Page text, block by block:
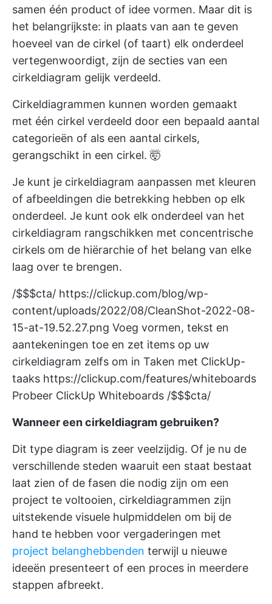
samen één product of idee vormen. Maar dit is
het belangrijkste: in plaats van aan te geven
hoeveel van de cirkel (of taart) elk onderdeel
vertegenwoordigt, zijn de secties van een
cirkeldiagram gelijk verdeeld.
Cirkeldiagrammen kunnen worden gemaakt
met één cirkel verdeeld door een bepaald aantal
categorieën of als een aantal cirkels,
gerangschikt in een cirkel. 🤯
Je kunt je cirkeldiagram aanpassen met kleuren
of afbeeldingen die betrekking hebben op elk
onderdeel. Je kunt ook elk onderdeel van het
cirkeldiagram rangschikken met concentrische
cirkels om de hiërarchie of het belang van elke
laag over te brengen.
/$$$cta/ https://clickup.com/blog/wp-
content/uploads/2022/08/CleanShot-2022-08-
15-at-19.52.27.png Voeg vormen, tekst en
aantekeningen toe en zet items op uw
cirkeldiagram zelfs om in Taken met ClickUp-
taaks https://clickup.com/features/whiteboards
Probeer ClickUp Whiteboards /$$$cta/
Wanneer een cirkeldiagram gebruiken?
Dit type diagram is zeer veelzijdig. Of je nu de
verschillende steden waaruit een staat bestaat
laat zien of de fasen die nodig zijn om een
project te voltooien, cirkeldiagrammen zijn
uitstekende visuele hulpmiddelen om bij de
hand te hebben voor vergaderingen met
project belanghebbenden terwijl u nieuwe
ideeën presenteert of een proces in meerdere
stappen afbreekt.